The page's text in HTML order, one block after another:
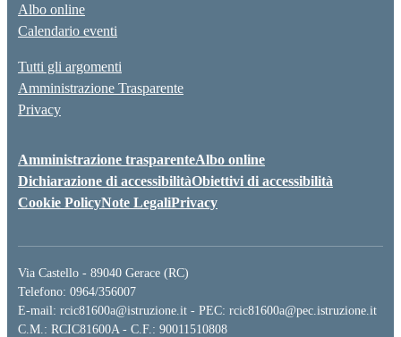
Albo online
Calendario eventi
Tutti gli argomenti
Amministrazione Trasparente
Privacy
Amministrazione trasparenteAlbo online
Dichiarazione di accessibilitàObiettivi di accessibilità
Cookie PolicyNote LegaliPrivacy
Via Castello - 89040 Gerace (RC)
Telefono: 0964/356007
E-mail: rcic81600a@istruzione.it - PEC: rcic81600a@pec.istruzione.it
C.M.: RCIC81600A - C.F.: 90011510808